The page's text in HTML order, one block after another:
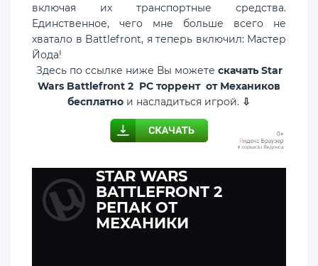
включая их транспортные средства.
Единственное, чего мне больше всего не
хватало в Battlefront, я теперь включил: Мастер
Йода!
Здесь по ссылке ниже Вы можете скачать Star
Wars Battlefront 2 PC торрент от Механиков
бесплатно и насладиться игрой. ⇩
STAR WARS
BATTLEFRONT 2
РЕПАК ОТ
МЕХАНИКИ